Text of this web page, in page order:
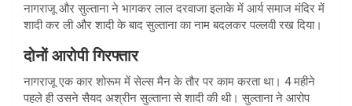
नागराजू और सुल्ताना ने भागकर लाल दरवाजा इलाके में आर्य समाज मंदिर में
शादी कर ली और शादी के बाद सुल्ताना का नाम बदलकर पल्लवी रख दिया।
दोनों आरोपी गिरफ्तार
नागराजू एक कार शोरूम में सेल्स मैन के तौर पर काम करता था। 4 महीने
पहले ही उसने सैयद अश्रीन सुल्ताना से शादी की थी। सुल्ताना ने आरोप